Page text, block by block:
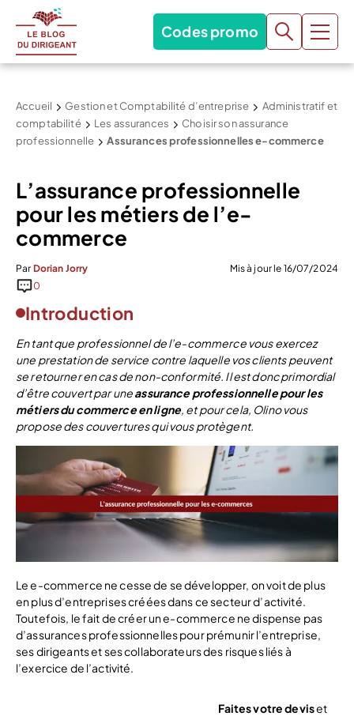
Codes promo
Accueil Gestion et Comptabilité d’entreprise
Administratif et
comptabilité
Les assurances
Choisir son assurance
professionnelle
Assurances professionnelles e-commerce
L’assurance professionnelle
pour les métiers de l’e-
commerce
Par Dorian Jorry
Mis à jour le 16/07/2024
0
Introduction
En tant que professionnel de l’e-commerce vous exercez
une prestation de service contre laquelle vos clients peuvent
se retourner en cas de non-conformité. Il est donc primordial
d’être couvert par uneassurance professionnelle pour les
métiers du commerce en ligne, et pour cela, Olino vous
propose des couvertures qui vous protègent.
Le e-commerce ne cesse de se développer, on voit de plus
en plus d’entreprises créées dans ce secteur d’activité.
Toutefois, le fait de créer un e-commerce ne dispense pas
d’assurances professionnelles pour prémunir l’entreprise,
ses dirigeants et ses collaborateurs des risques liés à
l’exercice de l’activité.
Faites votre deviset